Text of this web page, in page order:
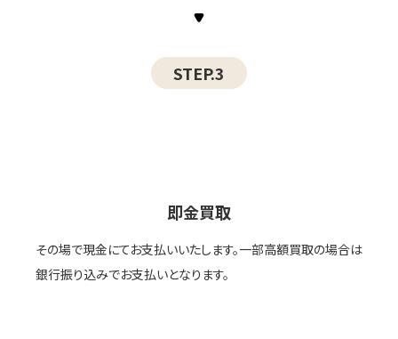
STEP.3
即金買取
その場で現金にてお支払いいたします。一部高額買取の場合は
銀行振り込みでお支払いとなります。